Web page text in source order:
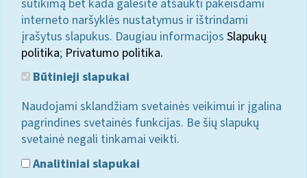
sutikimą bet kada galėsite atšaukti pakeisdami
interneto naršyklės nustatymus ir ištrindami
įrašytus slapukus. Daugiau informacijos Slapukų
politika; Privatumo politika.
Būtinieji slapukai
Naudojami sklandžiam svetainės veikimui ir įgalina
pagrindines svetainės funkcijas. Be šių slapukų
svetainė negali tinkamai veikti.
Analitiniai slapukai